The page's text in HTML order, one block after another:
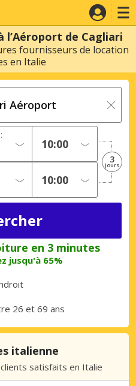
l’Aéroport de Cagliari
fournisseurs de location
en Italie
3
jours
en 3 minutes
jusqu'à 65%
26 et 69 ans
italienne
satisfaits en Italie